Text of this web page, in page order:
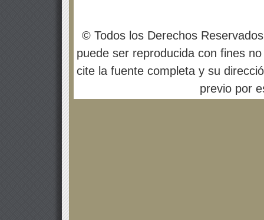
© Todos los Derechos
puede ser reproducida con fines
cite la fuente completa y su
previo por